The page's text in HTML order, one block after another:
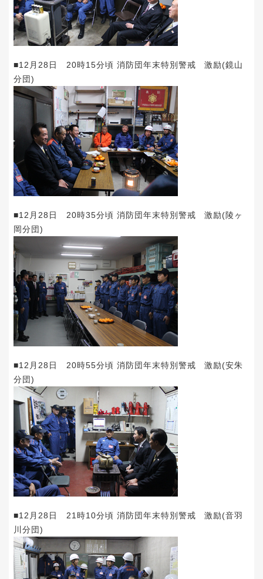
■12月28日 20時15分頃 消防団年末特別警戒 激励(鏡山
分団)
■12月28日 20時35分頃 消防団年末特別警戒 激励(陵ヶ
岡分団)
■12月28日 20時55分頃 消防団年末特別警戒 激励(安朱
分団)
■12月28日 21時10分頃 消防団年末特別警戒 激励(音羽
川分団)